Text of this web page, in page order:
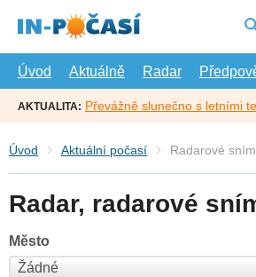
hlavní
Úvod
Aktuálně Radar
AKTUALITA: Převážně slunečno s letními
Úvod Aktuální počasí Radarové
Radar, radarové
Město